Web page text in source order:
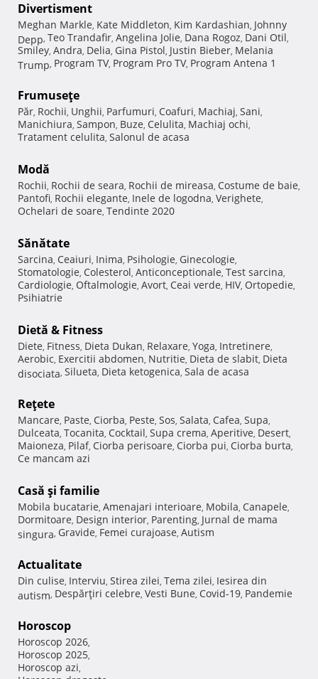
Divertisment
Meghan Markle, Kate Middleton, Kim Kardashian, Johnny
Depp, Teo Trandafir, Angelina Jolie, Dana Rogoz, Dani Otil,
Smiley, Andra, Delia, Gina Pistol, Justin Bieber, Melania
Trump, Program TV, Program Pro TV, Program Antena 1
Frumuseţe
Păr, Rochii, Unghii, Parfumuri, Coafuri, Machiaj, Sani,
Manichiura, Sampon, Buze, Celulita, Machiaj ochi,
Tratament celulita, Salonul de acasa
Modă
Rochii, Rochii de seara, Rochii de mireasa, Costume de baie,
Pantofi, Rochii elegante, Inele de logodna, Verighete,
Ochelari de soare, Tendinte 2020
Sănătate
Sarcina, Ceaiuri, Inima, Psihologie, Ginecologie,
Stomatologie, Colesterol, Anticonceptionale, Test sarcina,
Cardiologie, Oftalmologie, Avort, Ceai verde, HIV, Ortopedie,
Psihiatrie
Dietă & Fitness
Diete, Fitness, Dieta Dukan, Relaxare, Yoga, Intretinere,
Aerobic, Exercitii abdomen, Nutritie, Dieta de slabit, Dieta
disociata, Silueta, Dieta ketogenica, Sala de acasa
Reţete
Mancare, Paste, Ciorba, Peste, Sos, Salata, Cafea, Supa,
Dulceata, Tocanita, Cocktail, Supa crema, Aperitive, Desert,
Maioneza, Pilaf, Ciorba perisoare, Ciorba pui, Ciorba burta,
Ce mancam azi
Casă şi familie
Mobila bucatarie, Amenajari interioare, Mobila, Canapele,
Dormitoare, Design interior, Parenting, Jurnal de mama
singura, Gravide, Femei curajoase, Autism
Actualitate
Din culise, Interviu, Stirea zilei, Tema zilei, Iesirea din
autism, Despărţiri celebre, Vesti Bune, Covid-19, Pandemie
Horoscop
Horoscop 2026,
Horoscop 2025,
Horoscop azi,